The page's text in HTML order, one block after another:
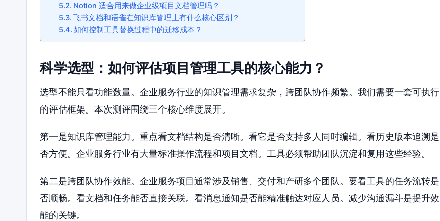
Notion 适合用来做企业级项目文档管理吗？
飞书文档和语雀在知识库管理上有什么核心区别？
如何控制工具替换过程中的迁移成本？
科学选型：如何评估项目管理工具的核心能力？
选型不能只看功能数量。企业服务行业的知识管理需求复杂，跨团队协作频繁。我们需要一套可执行
的评估框架。本次测评围绕三个核心维度展开。
第一是知识库管理能力。重点看文档结构是否清晰。看它是否支持多人同时编辑。看历史版本追溯是
否方便。企业服务行业有大量标准操作流程和项目文档。工具必须帮助团队沉淀和复用这些经验。
第二是跨团队协作效能。企业服务项目通常涉及销售、交付和产研多个团队。要看工具的任务流转是
否顺畅。看文档和任务能否直接关联。看消息通知是否能精准触达对应人员。减少沟通漏斗是提升效
能的关键。